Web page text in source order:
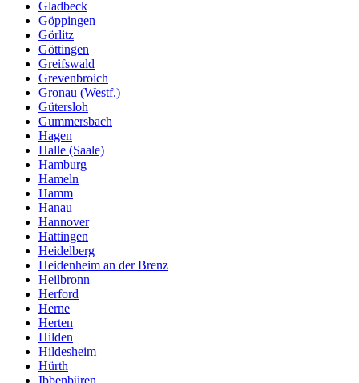
Gladbeck
Göppingen
Görlitz
Göttingen
Greifswald
Grevenbroich
Gronau (Westf.)
Gütersloh
Gummersbach
Hagen
Halle (Saale)
Hamburg
Hameln
Hamm
Hanau
Hannover
Hattingen
Heidelberg
Heidenheim an der Brenz
Heilbronn
Herford
Herne
Herten
Hilden
Hildesheim
Hürth
Ibbenbüren